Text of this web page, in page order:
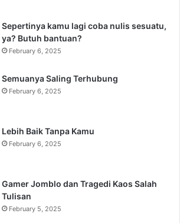
Sepertinya kamu lagi coba nulis sesuatu,
ya? Butuh bantuan?
February 6, 2025
Semuanya Saling Terhubung
February 6, 2025
Lebih Baik Tanpa Kamu
February 6, 2025
Gamer Jomblo dan Tragedi Kaos Salah
Tulisan
February 5, 2025